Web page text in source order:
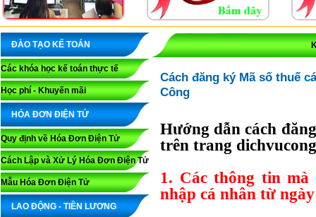
ĐÀO TẠO KẾ TOÁN
Các khóa học kế toán thực tế
Học phí - Khuyến mãi
HÓA ĐƠN ĐIỆN TỬ
Quy định về Hóa Đơn Điện Tử
Cách Lập và Xử Lý Hóa Đơn Điện Tử
Mẫu Hóa Đơn Điện Tử
LAO ĐỘNG - TIỀN LƯƠNG
Cách đăng ký Mã số thuế
Công
Hướng dẫn cách
trên trang
1. Các thông tin mà
nhập cá nhân từ